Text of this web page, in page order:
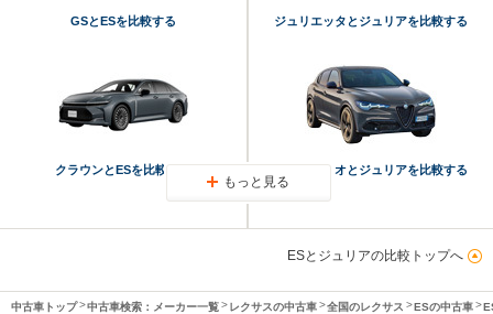
GSとESを比較する
クラウンとESを比較する
ジュリエッタとジュリアを比較する
ステルヴィオとジュリアを比較する
もっと見る
ESとジュリアの比較トップへ
中古車トップ 中古車検索：メーカー一覧 レクサスの中古車 全国のレクサス ESの中古車